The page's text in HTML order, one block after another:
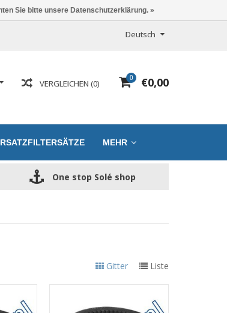
Deutsch
0 €0,00
VERGLEICHEN (0)
MEHR
One stop Solé shop
Gitter Liste
Sie bitte unsere Datenschutzerklärung. »